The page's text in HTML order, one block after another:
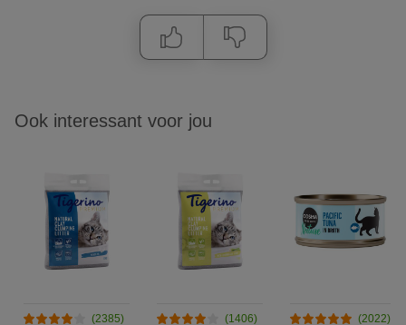
Ook interessant voor jou
(2385) (1406) (2022)